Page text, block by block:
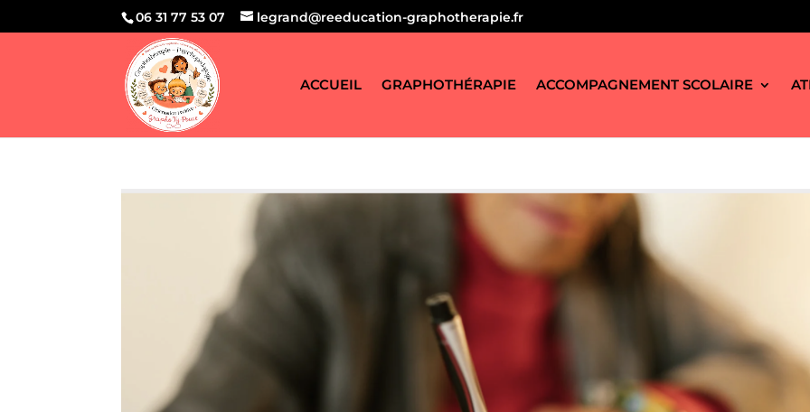
06 31 77 53 07 legrand@reeducation-graphotherapie.fr
ACCUEIL GRAPHOTHÉRAPIE ACCOMPAGNEMENT SCOLAIRE